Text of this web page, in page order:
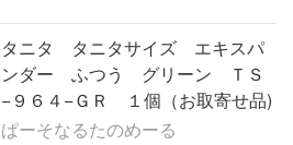
タニタ タニタサイズ エキスパ
ンダー ふつう グリーン ＴＳ
−９６４−ＧＲ １個（お取寄せ品)
ぱーそなるたのめーる